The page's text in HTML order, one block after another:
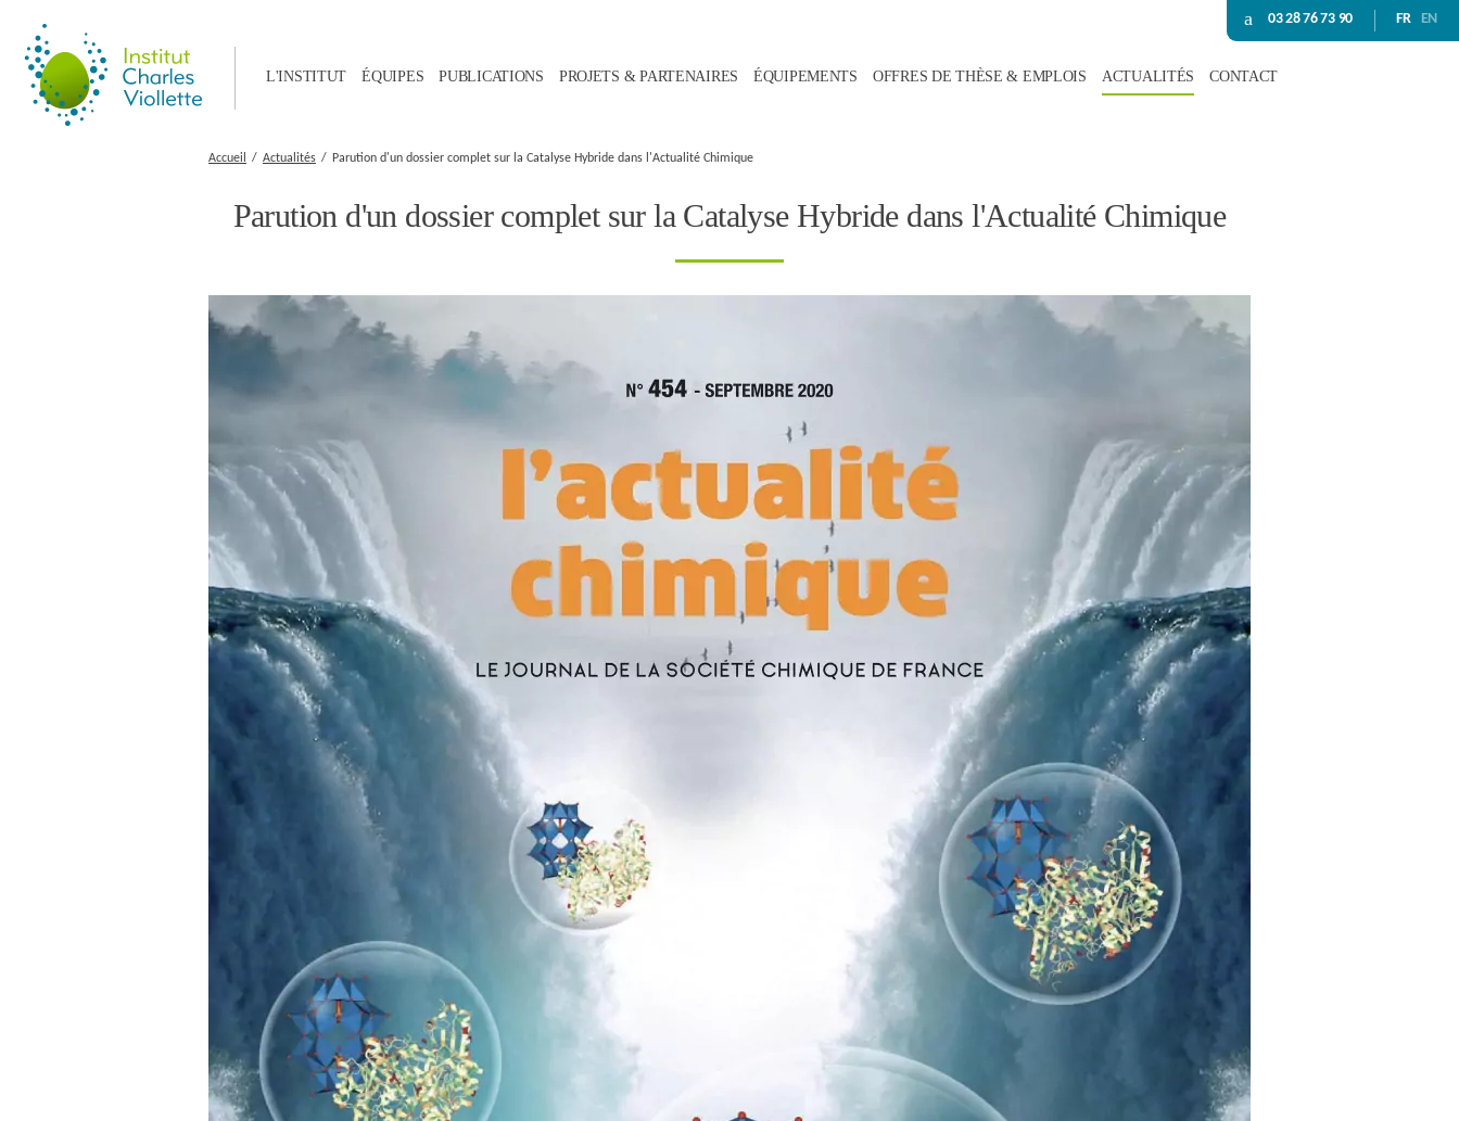
L'INSTITUT ÉQUIPES PUBLICATIONS PROJETS & PARTENAIRES ÉQUIPEMENTS OFFRES DE THÈSE & EMPLOIS ACTUALITÉS CONTACT
03 28 76 73 90 FR EN
Accueil Actualités Parution d'un dossier complet sur la Catalyse Hybride dans l'Actualité Chimique
Parution d'un dossier complet sur la Catalyse Hybride dans l'Actualité Chimique